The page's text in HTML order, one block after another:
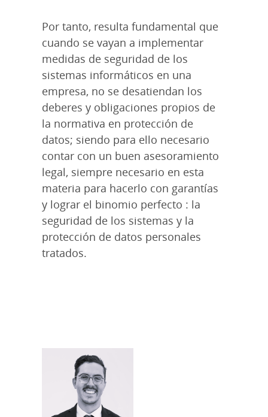
Por tanto, resulta fundamental que
cuando se vayan a implementar
medidas de seguridad de los
sistemas informáticos en una
empresa, no se desatiendan los
deberes y obligaciones propios de
la normativa en protección de
datos; siendo para ello necesario
contar con un buen asesoramiento
legal, siempre necesario en esta
materia para hacerlo con garantías
y lograr el binomio perfecto : la
seguridad de los sistemas y la
protección de datos personales
tratados.